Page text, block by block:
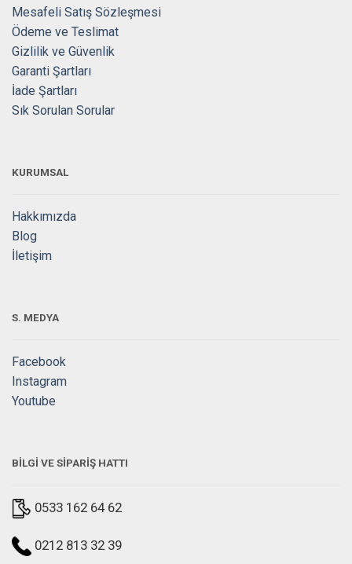
Mesafeli Satış Sözleşmesi
Ödeme ve Teslimat
Gizlilik ve Güvenlik
Garanti Şartları
İade Şartları
Sık Sorulan Sorular
KURUMSAL
Hakkımızda
Blog
İletişim
S. MEDYA
Facebook
Instagram
Youtube
BİLGİ VE SİPARİŞ HATTI
0533 162 64 62
0212 813 32 39